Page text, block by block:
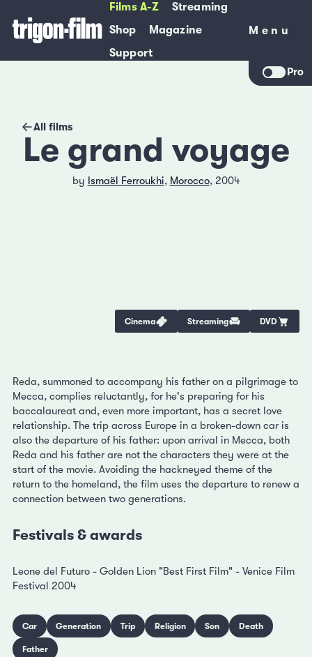
Films A-Z
Streaming
Shop
Magazine
Support
Menu
Menu
Pro
All films
Le grand voyage
by Ismaël Ferroukhi, Morocco, 2004
Cinema Streaming DVD
Reda, summoned to accompany his father on a pilgrimage to
Mecca, complies reluctantly, for he's preparing for his
baccalaureat and, even more important, has a secret love
relationship. The trip across Europe in a broken-down car is
also the departure of his father: upon arrival in Mecca, both
Reda and his father are not the characters they were at the
start of the movie. Avoiding the hackneyed theme of the
return to the homeland, the film uses the departure to renew a
connection between two generations.
Festivals & awards
Leone del Futuro - Golden Lion "Best First Film" - Venice Film
Festival 2004
Car Generation Trip Religion Son Death
Father